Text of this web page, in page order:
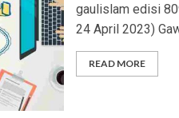
gaulislam edisi
24 April 2023)
READ MORE